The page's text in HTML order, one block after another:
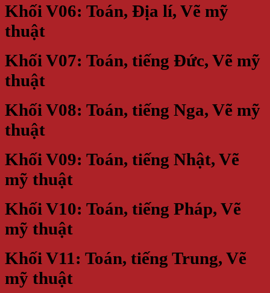
Khối V06: Toán, Địa lí, Vẽ mỹ
thuật
Khối V07: Toán, tiếng Đức, Vẽ mỹ
thuật
Khối V08: Toán, tiếng Nga, Vẽ mỹ
thuật
Khối V09: Toán, tiếng Nhật, Vẽ
mỹ thuật
Khối V10: Toán, tiếng Pháp, Vẽ
mỹ thuật
Khối V11: Toán, tiếng Trung, Vẽ
mỹ thuật